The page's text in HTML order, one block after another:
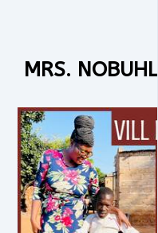
MRS.